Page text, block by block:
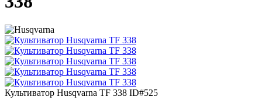
Культиватор Husqvarna TF 338 ID#525